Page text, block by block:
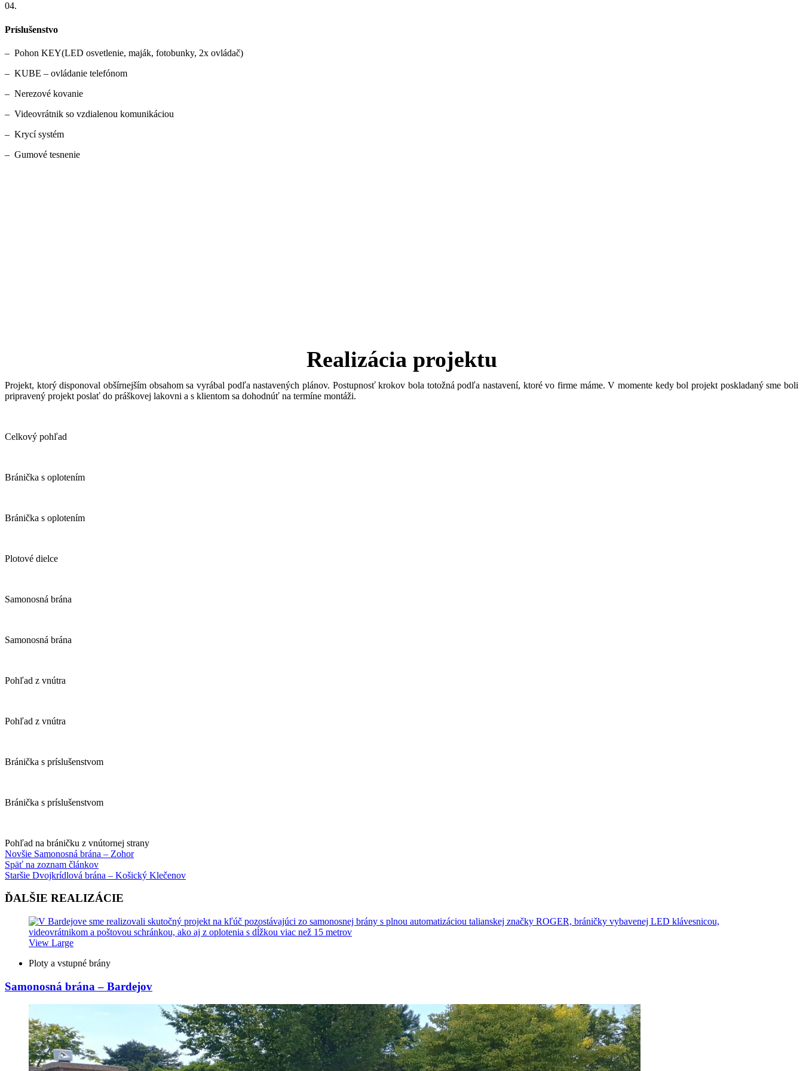
04.
Príslušenstvo
– Pohon KEY(LED osvetlenie, maják, fotobunky, 2x ovládač)
– KUBE – ovládanie telefónom
– Nerezové kovanie
– Videovrátnik so vzdialenou komunikáciou
– Krycí systém
– Gumové tesnenie
Realizácia projektu
Projekt, ktorý disponoval obšírnejším obsahom sa vyrábal podľa nastavených plánov. Postupnosť krokov bola totožná podľa nastavení, ktoré vo firme máme. V momente kedy bol projekt poskladaný sme boli
pripravený projekt poslať do práškovej lakovni a s klientom sa dohodnúť na termíne montáži.
Celkový pohľad
Bránička s oplotením
Bránička s oplotením
Plotové dielce
Samonosná brána
Samonosná brána
Pohľad z vnútra
Pohľad z vnútra
Bránička s príslušenstvom
Bránička s príslušenstvom
Pohľad na bráničku z vnútornej strany
Novšie Samonosná brána – Zohor
Späť na zoznam článkov
Staršie Dvojkrídlová brána – Košický Klečenov
ĎALŠIE REALIZÁCIE
View Large
Ploty a vstupné brány
Samonosná brána – Bardejov